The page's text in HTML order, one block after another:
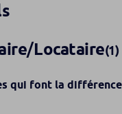
/Locataire(1)
qui font la